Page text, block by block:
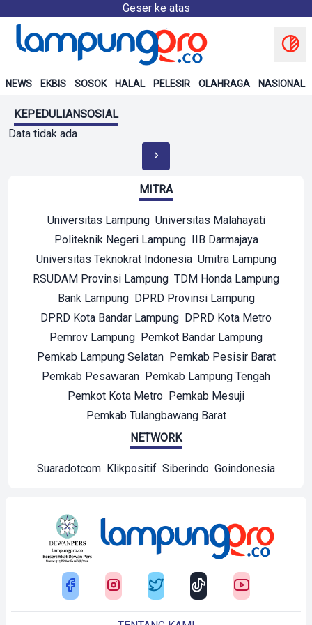
Geser ke atas
NEWS EKBIS SOSOK HALAL PELESIR OLAHRAGA NASIONAL
KEPEDULIANSOSIAL
Data tidak ada
MITRA
Universitas Lampung Universitas Malahayati
Politeknik Negeri Lampung IIB Darmajaya
Universitas Teknokrat Indonesia Umitra Lampung
RSUDAM Provinsi Lampung TDM Honda Lampung
Bank Lampung DPRD Provinsi Lampung
DPRD Kota Bandar Lampung DPRD Kota Metro
Pemrov Lampung Pemkot Bandar Lampung
Pemkab Lampung Selatan Pemkab Pesisir Barat
Pemkab Pesawaran Pemkab Lampung Tengah
Pemkot Kota Metro Pemkab Mesuji
Pemkab Tulangbawang Barat
NETWORK
Suaradotcom Klikpositif Siberindo Goindonesia